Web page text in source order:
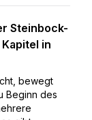
Steinbock-
in
bewegt
Beginn des